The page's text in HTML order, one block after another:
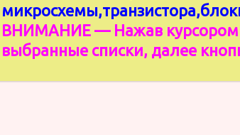
ВНИМАНИЕ — Нажав курсором
выбранные списки, далее